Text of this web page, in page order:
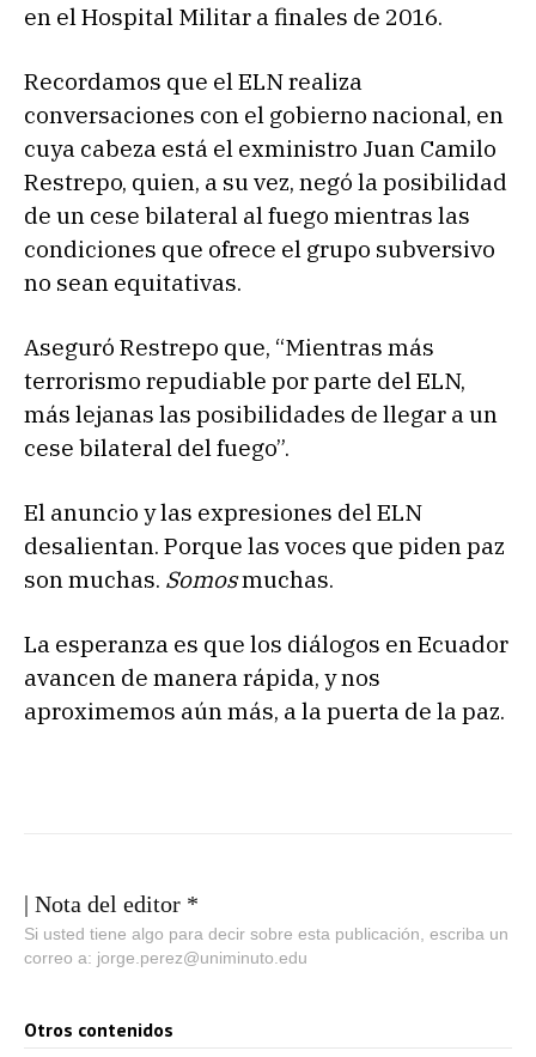
en el Hospital Militar a finales de 2016.
Recordamos que el ELN realiza
conversaciones con el gobierno nacional, en
cuya cabeza está el exministro Juan Camilo
Restrepo, quien, a su vez, negó la posibilidad
de un cese bilateral al fuego mientras las
condiciones que ofrece el grupo subversivo
no sean equitativas.
Aseguró Restrepo que, “Mientras más
terrorismo repudiable por parte del ELN,
más lejanas las posibilidades de llegar a un
cese bilateral del fuego”.
El anuncio y las expresiones del ELN
desalientan. Porque las voces que piden paz
son muchas. Somosmuchas.
La esperanza es que los diálogos en Ecuador
avancen de manera rápida, y nos
aproximemos aún más, a la puerta de la paz.
| Nota del editor *
Si usted tiene algo para decir sobre esta publicación, escriba un
correo a: jorge.perez@uniminuto.edu
Otros contenidos